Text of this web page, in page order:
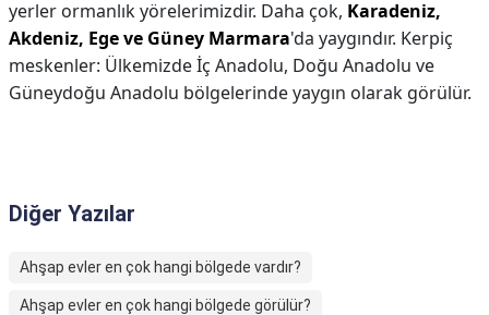
yerler ormanlık yörelerimizdir. Daha çok, Karadeniz,
Akdeniz, Ege ve Güney Marmara'da yaygındır. Kerpiç
meskenler: Ülkemizde İç Anadolu, Doğu Anadolu ve
Güneydoğu Anadolu bölgelerinde yaygın olarak görülür.
Diğer Yazılar
Ahşap evler en çok hangi bölgede vardır?
Ahşap evler en çok hangi bölgede görülür?